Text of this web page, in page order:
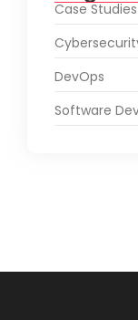
Case Studies
DevOps
Software